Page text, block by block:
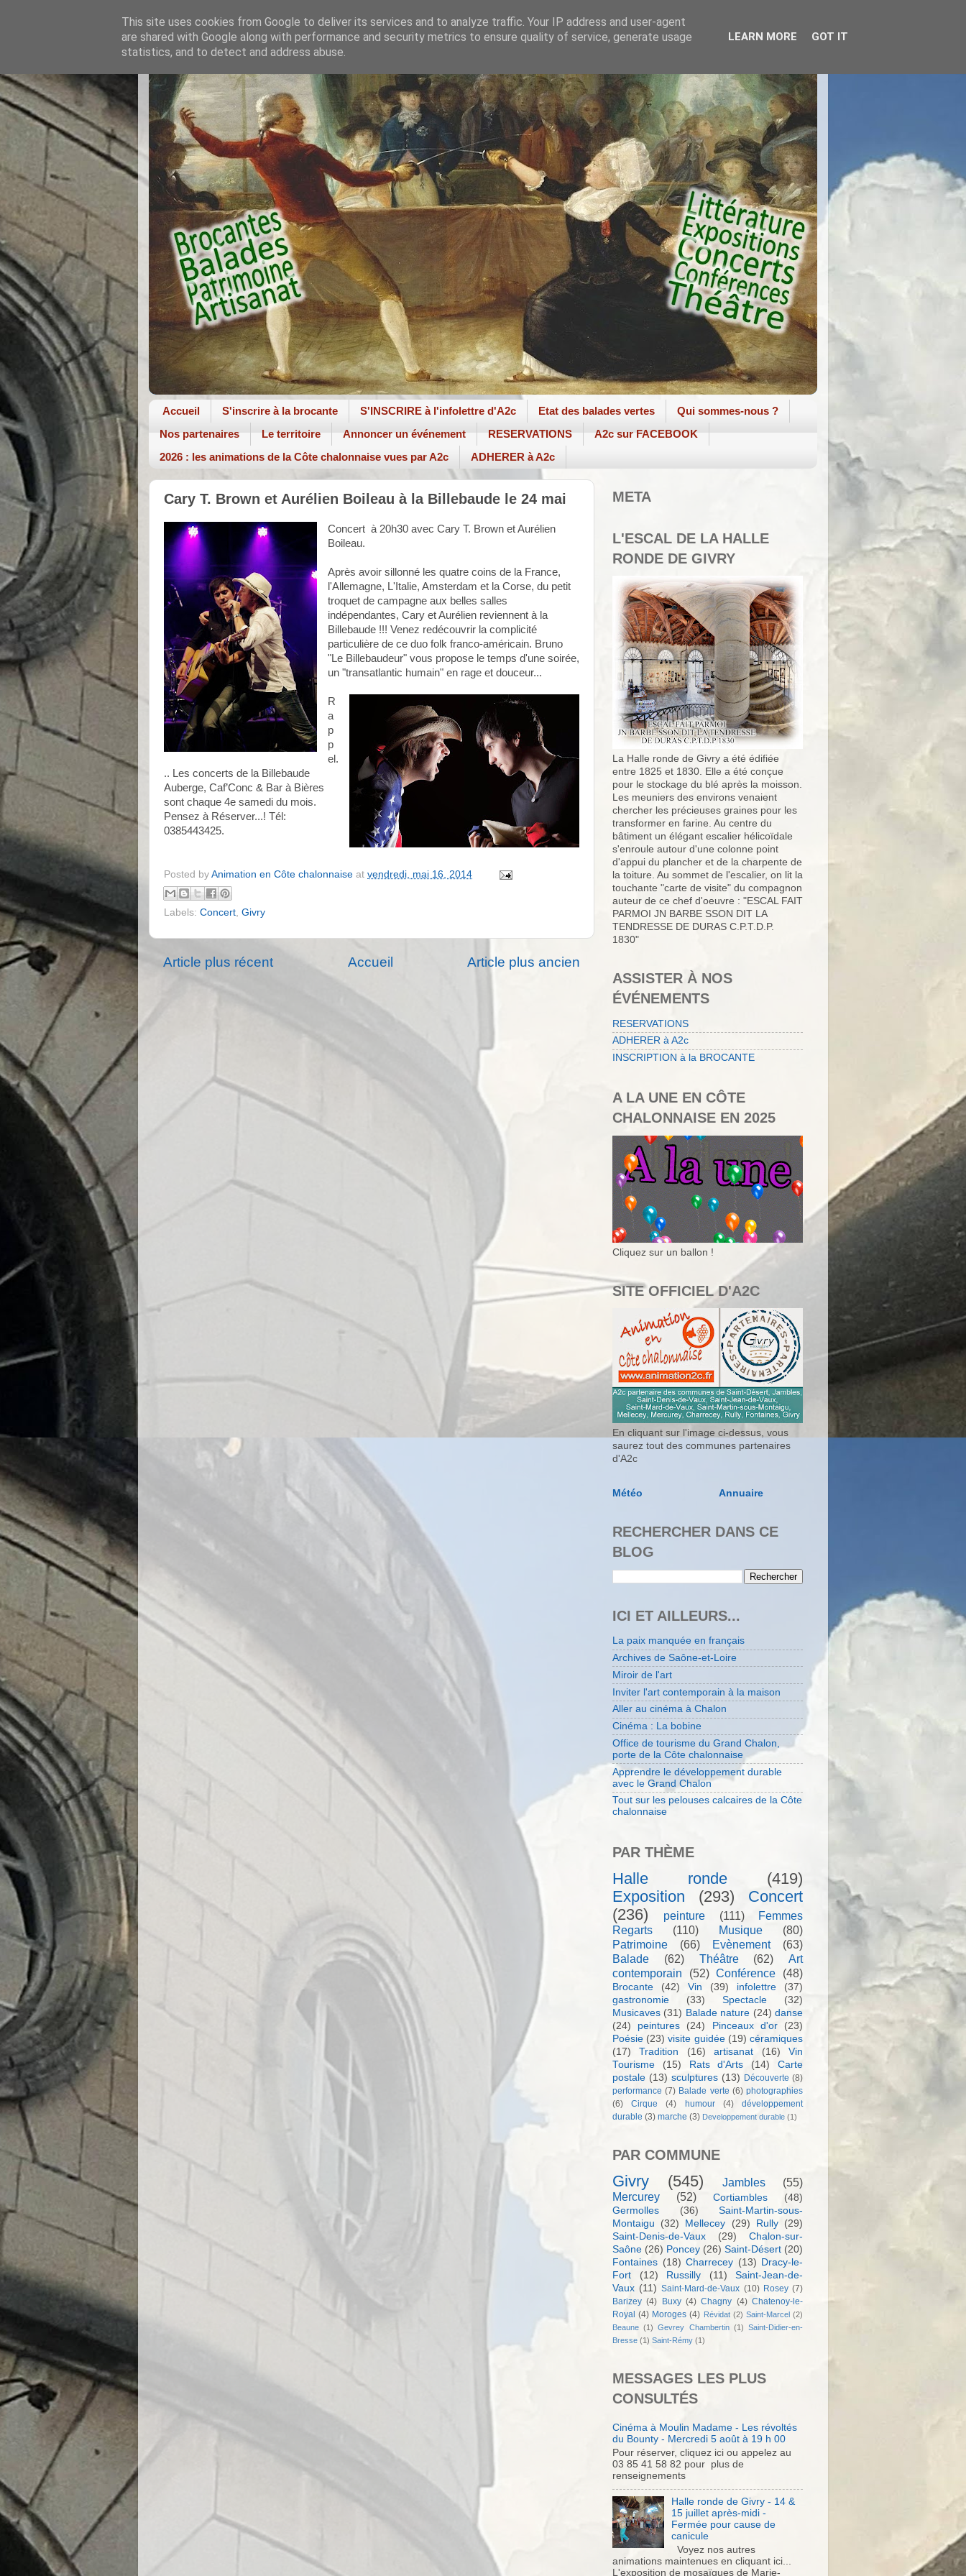
Accueil S'inscrire à la brocante S'INSCRIRE à l'infolettre d'A2c Etat des balades vertes
Qui sommes-nous ?
Nos partenaires
Le territoire Annoncer un événement RESERVATIONS
A2c sur FACEBOOK
2026 : les animations de la Côte chalonnaise vues par A2c
ADHERER à A2c
Cary T. Brown et Aurélien Boileau à la Billebaude le 24 mai
Concert à 20h30 avec Cary T. Brown et Aurélien
Boileau.
Après avoir sillonné les quatre coins de la France,
l'Allemagne, L'Italie, Amsterdam et la Corse, du petit
troquet de campagne aux belles salles
indépendantes, Cary et Aurélien reviennent à la
Billebaude !!! Venez redécouvrir la complicité
particulière de ce duo folk franco-américain. Bruno
"Le Billebaudeur" vous propose le temps d'une soirée,
un "transatlantic humain" en rage et douceur...
R
a
p
p
el.
.. Les concerts de la Billebaude
Auberge, Caf’Conc & Bar à Bières
sont chaque 4e samedi du mois.
Pensez à Réserver...! Tél:
0385443425.
Posted by Animation en Côte chalonnaise at vendredi, mai 16, 2014
Labels: Concert, Givry
Article plus récent Article plus ancien
Accueil
META
L'ESCAL DE LA HALLE
RONDE DE GIVRY
La Halle ronde de Givry a été édifiée
entre 1825 et 1830. Elle a été conçue
pour le stockage du blé après la moisson.
Les meuniers des environs venaient
chercher les précieuses graines pour les
transformer en farine. Au centre du
bâtiment un élégant escalier hélicoïdale
s'enroule autour d'une colonne point
d'appui du plancher et de la charpente de
la toiture. Au sommet de l'escalier, on lit la
touchante "carte de visite" du compagnon
auteur de ce chef d'oeuvre : "ESCAL FAIT
PARMOI JN BARBE SSON DIT LA
TENDRESSE DE DURAS C.P.T.D.P.
1830"
ASSISTER À NOS
ÉVÉNEMENTS
RESERVATIONS
ADHERER à A2c
INSCRIPTION à la BROCANTE
A LA UNE EN CÔTE
CHALONNAISE EN 2025
Cliquez sur un ballon !
SITE OFFICIEL D'A2C
En cliquant sur l'image ci-dessus, vous
saurez tout des communes partenaires
d'A2c
Météo Annuaire
RECHERCHER DANS CE
BLOG
ICI ET AILLEURS...
La paix manquée en français
Archives de Saône-et-Loire
Miroir de l'art
Inviter l'art contemporain à la maison
Aller au cinéma à Chalon
Cinéma : La bobine
Office de tourisme du Grand Chalon,
porte de la Côte chalonnaise
Apprendre le développement durable
avec le Grand Chalon
Tout sur les pelouses calcaires de la Côte
chalonnaise
PAR THÈME
Halle ronde
(419)
Exposition
(293)
Concert
(236)
peinture (111)
Femmes
Regarts
(110) Musique
(80)
Patrimoine
(66) Evènement
(63)
Balade
(62) Théâtre (62)
Art
contemporain
(52) Conférence (48)
Brocante (42) Vin (39) infolettre
(37)
gastronomie
(33) Spectacle
(32)
Musicaves (31) Balade nature (24) danse
(24)
peintures (24) Pinceaux d'or
(23)
Poésie (23) visite guidée (19) céramiques
(17)
Tradition (16) artisanat (16)
Vin
Tourisme
(15) Rats d'Arts (14)
Carte
postale (13) sculptures (13) Découverte (8)
performance (7) Balade verte (6) photographies
(6)
Cirque (4) humour (4)
développement
durable (3) marche (3) Developpement durable (1)
PAR COMMUNE
Givry (545) Jambles
(55)
Mercurey
(52) Cortiambles
(48)
Germolles
(36)
Saint-Martin-sous-
Montaigu
(32) Mellecey (29) Rully
(29)
Saint-Denis-de-Vaux
(29)
Chalon-sur-
Saône (26) Poncey (26) Saint-Désert (20)
Fontaines (18) Charrecey (13) Dracy-le-
Fort
(12) Russilly (11)
Saint-Jean-de-
Vaux (11) Saint-Mard-de-Vaux (10) Rosey (7)
Barizey (4) Buxy (4) Chagny (4) Chatenoy-le-
Royal (4) Moroges (4) Révidat (2) Saint-Marcel (2)
Beaune (1) Gevrey Chambertin (1) Saint-Didier-en-
Bresse (1) Saint-Rémy (1)
MESSAGES LES PLUS
CONSULTÉS
Cinéma à Moulin Madame - Les révoltés
du Bounty - Mercredi 5 août à 19 h 00
Pour réserver, cliquez ici ou appelez au
03 85 41 58 82 pour plus de
renseignements
Halle ronde de Givry - 14 &
15 juillet après-midi -
Fermée pour cause de
canicule
Voyez nos autres
animations maintenues en cliquant ici...
L'exposition de mosaïques de Marie-
This site uses cookies from Google to deliver its services and to analyze traffic. Your IP address and user-agent
are shared with Google along with performance and security metrics to ensure quality of service, generate usage
statistics, and to detect and address abuse.
LEARN MORE GOT IT